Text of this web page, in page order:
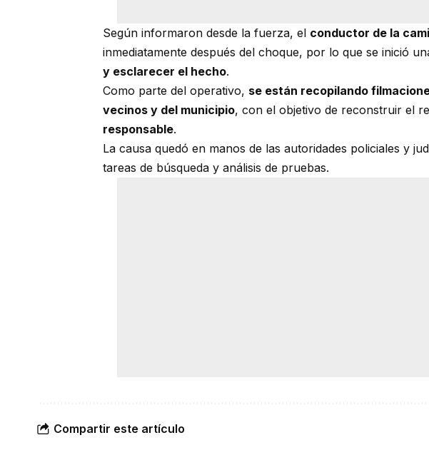
Según informaron desde la fuerza, el conductor de la
inmediatamente después del choque, por lo que se inició
y esclarecer el hecho.
Como parte del operativo, se están recopilando
vecinos y del municipio, con el objetivo de reconstruir el
responsable.
La causa quedó en manos de las autoridades policiales y
tareas de búsqueda y análisis de pruebas.
Compartir este artículo